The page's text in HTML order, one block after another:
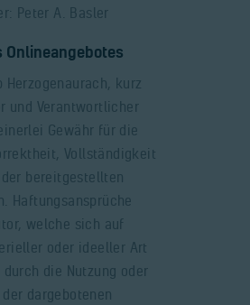
Peter A. Basler
Onlineangebotes
Herzogenaurach, kurz
und Verantwortlicher
Gewähr für die
Vollständigkeit
bereitgestellten
Haftungsansprüche
welche sich auf
oder ideeller Art
die Nutzung oder
dargebotenen